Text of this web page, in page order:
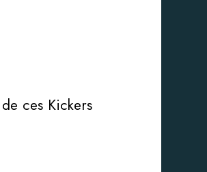
ces Kickers